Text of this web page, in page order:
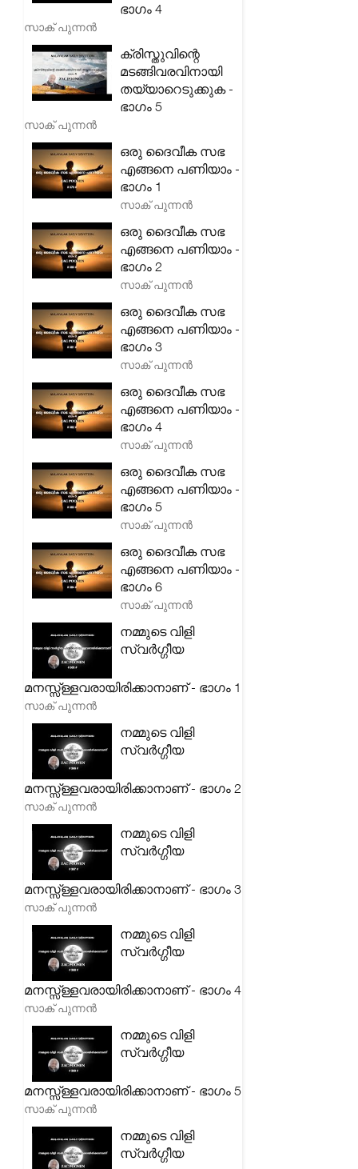
ഭാഗം 4
സാക് പുന്നൻ
ക്രിസ്തുവിന്റെ
മടങ്ങിവരവിനായി
തയ്യാറെടുക്കുക -
ഭാഗം 5
സാക് പുന്നൻ
ഒരു ദൈവീക സഭ
എങ്ങനെ പണിയാം -
ഭാഗം 1
സാക് പുന്നൻ
ഒരു ദൈവീക സഭ
എങ്ങനെ പണിയാം -
ഭാഗം 2
സാക് പുന്നൻ
ഒരു ദൈവീക സഭ
എങ്ങനെ പണിയാം -
ഭാഗം 3
സാക് പുന്നൻ
ഒരു ദൈവീക സഭ
എങ്ങനെ പണിയാം -
ഭാഗം 4
സാക് പുന്നൻ
ഒരു ദൈവീക സഭ
എങ്ങനെ പണിയാം -
ഭാഗം 5
സാക് പുന്നൻ
ഒരു ദൈവീക സഭ
എങ്ങനെ പണിയാം -
ഭാഗം 6
സാക് പുന്നൻ
നമ്മുടെ വിളി
സ്വർഗ്ഗീയ
മനസ്സ്ള്ളവരായിരിക്കാനാണ് - ഭാഗം 1
സാക് പുന്നൻ
നമ്മുടെ വിളി
സ്വർഗ്ഗീയ
മനസ്സ്ള്ളവരായിരിക്കാനാണ് - ഭാഗം 2
സാക് പുന്നൻ
നമ്മുടെ വിളി
സ്വർഗ്ഗീയ
മനസ്സ്ള്ളവരായിരിക്കാനാണ് - ഭാഗം 3
സാക് പുന്നൻ
നമ്മുടെ വിളി
സ്വർഗ്ഗീയ
മനസ്സ്ള്ളവരായിരിക്കാനാണ് - ഭാഗം 4
സാക് പുന്നൻ
നമ്മുടെ വിളി
സ്വർഗ്ഗീയ
മനസ്സ്ള്ളവരായിരിക്കാനാണ് - ഭാഗം 5
സാക് പുന്നൻ
നമ്മുടെ വിളി
സ്വർഗ്ഗീയ